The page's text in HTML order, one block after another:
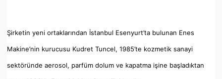
Şirketin yeni ortaklarından İstanbul Esenyurt’ta bulunan Enes
Makine’nin kurucusu Kudret Tuncel, 1985’te kozmetik sanayi
sektöründe aerosol, parfüm dolum ve kapatma işine başladıktan